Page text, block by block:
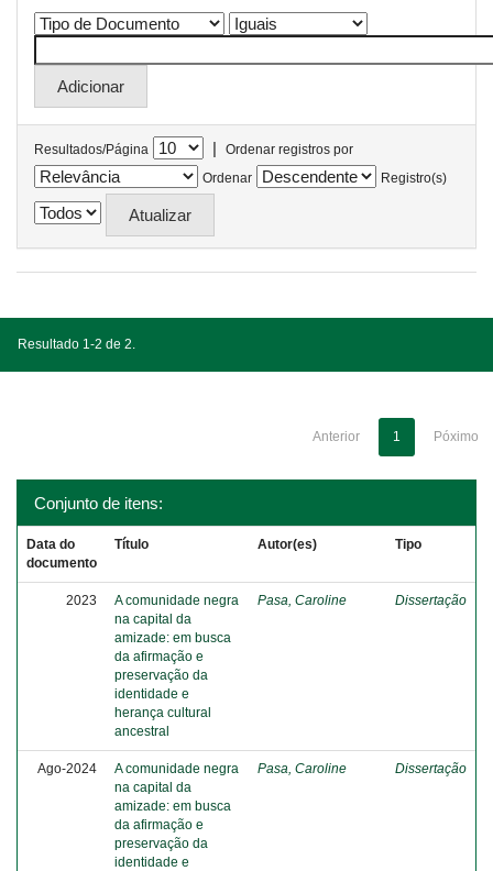
Resultados/Página |
Ordenar registros por
Ordenar
Registro(s)
Resultado 1-2 de 2.
Anterior 1 Póximo
Conjunto de itens:
Data do
documento
Título Autor(es) Tipo
2023
A comunidade negra
na capital da
amizade: em busca
da afirmação e
preservação da
identidade e
herança cultural
ancestral
Pasa, Caroline Dissertação
Ago-2024
A comunidade negra
na capital da
amizade: em busca
da afirmação e
preservação da
identidade e
Pasa, Caroline Dissertação